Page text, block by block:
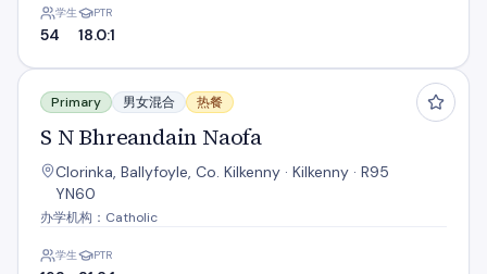
学生
54
PTR
18.0:1
S N Bhreandain Naofa
Primary 男女混合 热餐
S N Bhreandain Naofa
Clorinka, Ballyfoyle, Co. Kilkenny · Kilkenny · R95
YN60
办学机构：Catholic
学生 PTR